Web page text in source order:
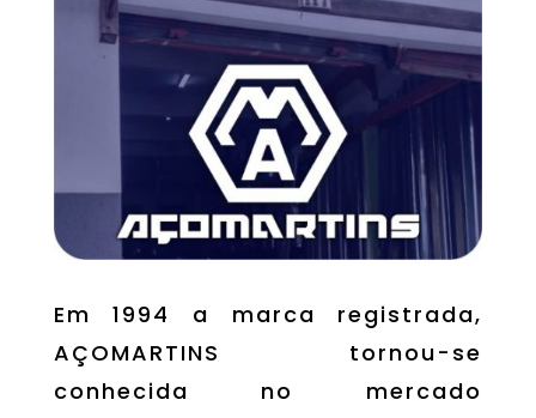
Em 1994 a marca registrada,
AÇOMARTINS tornou-se
conhecida no mercado